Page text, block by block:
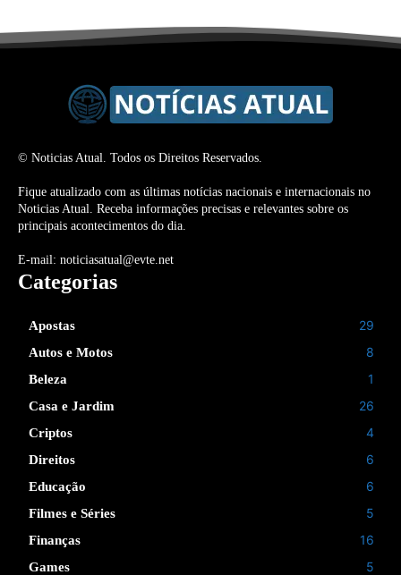
© Noticias Atual. Todos os Direitos Reservados.
Fique atualizado com as últimas notícias nacionais e internacionais no
Noticias Atual. Receba informações precisas e relevantes sobre os
principais acontecimentos do dia.
E-mail: noticiasatual@evte.net
Categorias
Apostas 29
Autos e Motos 8
Beleza 1
Casa e Jardim 26
Criptos 4
Direitos 6
Educação 6
Filmes e Séries 5
Finanças 16
Games 5